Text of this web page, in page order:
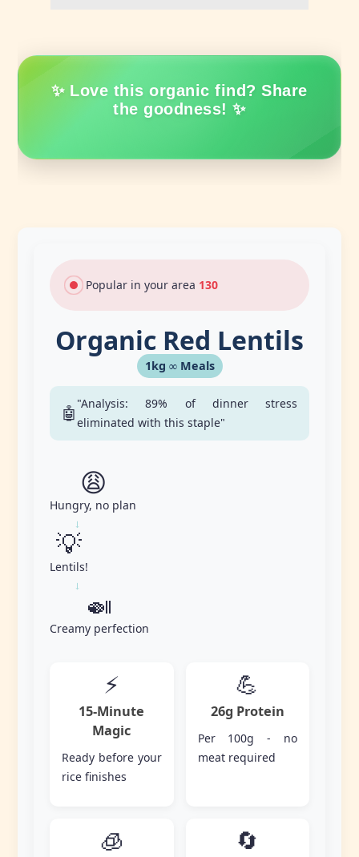
✨ Love this organic find? Share
the goodness! ✨
Trending today 130
Organic Red Lentils
1kg ∞ Meals
🤖 "Analysis: 89% of dinner stress
eliminated with this staple"
😩
Hungry, no plan
→
💡
Lentils!
→
🍛
Creamy perfection
⚡
15-Minute
Magic
Ready before your
rice finishes
💪
26g Protein
Per 100g - no
meat required
🧊 🔄